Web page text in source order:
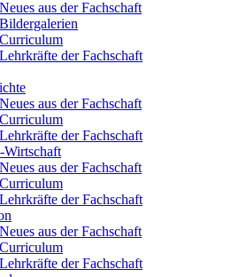
Neues aus der Fachschaft
Bildergalerien
Curriculum
Lehrkräfte der Fachschaft
Neues aus der Fachschaft
Curriculum
Lehrkräfte der Fachschaft
Neues aus der Fachschaft
Curriculum
Lehrkräfte der Fachschaft
Neues aus der Fachschaft
Curriculum
Lehrkräfte der Fachschaft